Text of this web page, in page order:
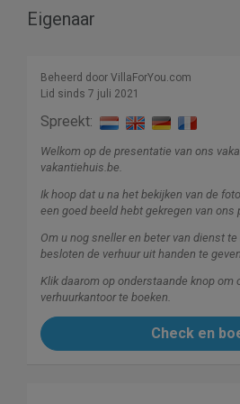
Eigenaar
Beheerd door VillaForYou.com
Lid sinds 7 juli 2021
Spreekt:
Welkom op de presentatie van ons
vakantiehuis.be.
Ik hoop dat u na het bekijken van de
een goed beeld hebt gekregen van
Om u nog sneller en beter van dienst
besloten de verhuur uit handen te
Klik daarom op onderstaande knop om
verhuurkantoor te boeken.
Check en